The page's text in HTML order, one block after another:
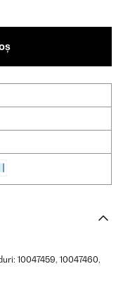
10047459, 10047460,